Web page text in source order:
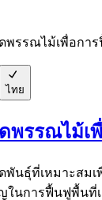
พรรณไม้เพื่อกา
ไทย
พรรณไม้เ
พันธุ์ที่เหมาะสมเ
นการฟื้นฟูพื้นที่